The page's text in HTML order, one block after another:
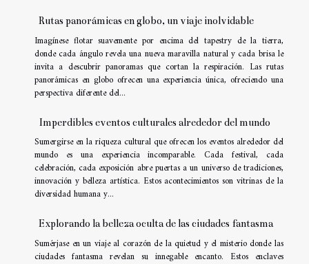
Rutas panorámicas en globo, un viaje inolvidable
Imagínese flotar suavemente por encima del tapestry de la tierra,
donde cada ángulo revela una nueva maravilla natural y cada brisa le
invita a descubrir panoramas que cortan la respiración. Las rutas
panorámicas en globo ofrecen una experiencia única, ofreciendo una
perspectiva diferente del...
Imperdibles eventos culturales alrededor del mundo
Sumergirse en la riqueza cultural que ofrecen los eventos alrededor del
mundo es una experiencia incomparable. Cada festival, cada
celebración, cada exposición abre puertas a un universo de tradiciones,
innovación y belleza artística. Estos acontecimientos son vitrinas de la
diversidad humana y...
Explorando la belleza oculta de las ciudades fantasma
Sumérjase en un viaje al corazón de la quietud y el misterio donde las
ciudades fantasma revelan su innegable encanto. Estos enclaves